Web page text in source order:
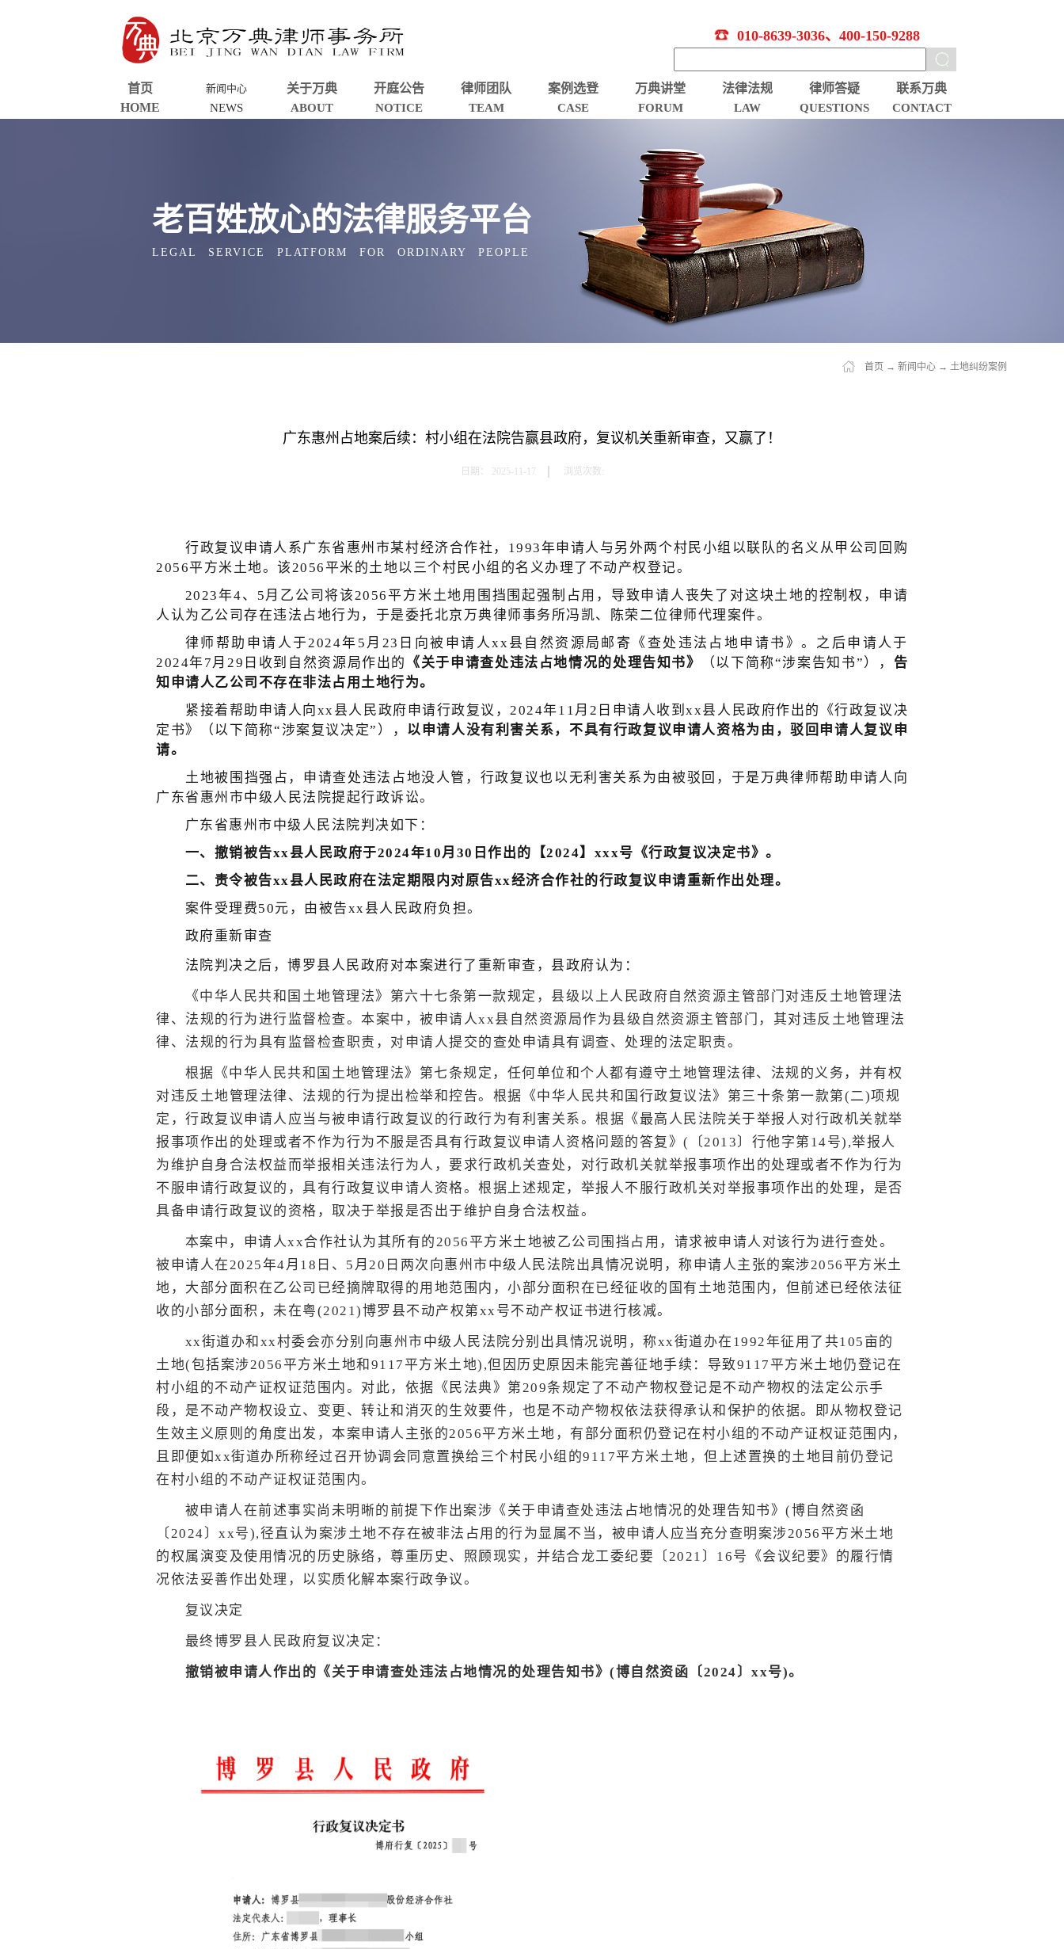
010-8639-3036、400-150-9288
首页
HOME
新闻中心
NEWS
关于万典
ABOUT
开庭公告
NOTICE
律师团队
TEAM
案例选登
CASE
万典讲堂
FORUM
法律法规
LAW
律师答疑
QUESTIONS
联系万典
CONTACT
老百姓放心的法律服务平台
LEGAL SERVICE PLATFORM FOR ORDINARY PEOPLE
首页 → 新闻中心 → 土地纠纷案例
广东惠州占地案后续：村小组在法院告赢县政府，复议机关重新审查，又赢了！
日期： 2025-11-17 浏览次数:
行政复议申请人系广东省惠州市某村经济合作社， 1993年申请人与另外两个村民小组以联队的名义从甲公司回购
2056平方米土地。该2056平米的土地以三个村民小组的名义办理了不动产权登记。
2023年4、5月乙公司将该2056平方米土地用围挡围起强制占用，导致申请人丧失了对这块土地的控制权，申请
人认为乙公司存在违法占地行为，于是委托北京万典律师事务所冯凯、陈荣二位律师代理案件。
律师帮助申请人于2024年5月23日向被申请人xx县自然资源局邮寄《查处违法占地申请书》。之后申请人于
2024年7月29日收到自然资源局作出的
《关于申请查处违法占地情况的处理告知书》 （以下简称“涉案告知书”）， 告
知申请人乙公司不存在非法占用土地行为。
紧接着帮助申请人向xx县人民政府申请行政复议，2024年11月2日申请人收到xx县人民政府作出的《行政复议决
定书》（以下简称“涉案复议决定”）， 以申请人没有利害关系，不具有行政复议申请人资格为由，驳回申请人复议申
请。
土地被围挡强占，申请查处违法占地没人管，行政复议也以无利害关系为由被驳回，于是万典律师帮助申请人向
广东省惠州市中级人民法院提起行政诉讼。
广东省惠州市中级人民法院判决如下：
一、撤销被告xx县人民政府于2024年10月30日作出的【2024】xxx号《行政复议决定书》。
二、责令被告xx县人民政府在法定期限内对原告xx经济合作社的行政复议申请重新作出处理。
案件受理费50元，由被告xx县人民政府负担。
政府重新审查
法院判决之后，博罗县人民政府对本案进行了重新审查，县政府认为：
《中华人民共和国土地管理法》第六十七条第一款规定，县级以上人民政府自然资源主管部门对违反土地管理法
律、法规的行为进行监督检查。本案中，被申请人xx县自然资源局作为县级自然资源主管部门，其对违反土地管理法
律、法规的行为具有监督检查职责，对申请人提交的查处申请具有调查、处理的法定职责。
根据《中华人民共和国土地管理法》第七条规定，任何单位和个人都有遵守土地管理法律、法规的义务，并有权
对违反土地管理法律、法规的行为提出检举和控告。根据《中华人民共和国行政复议法》第三十条第一款第(二)项规
定，行政复议申请人应当与被申请行政复议的行政行为有利害关系。根据《最高人民法院关于举报人对行政机关就举
报事项作出的处理或者不作为行为不服是否具有行政复议申请人资格问题的答复》(〔2013〕行他字第14号),举报人
为维护自身合法权益而举报相关违法行为人，要求行政机关查处，对行政机关就举报事项作出的处理或者不作为行为
不服申请行政复议的，具有行政复议申请人资格。根据上述规定，举报人不服行政机关对举报事项作出的处理， 是否
具备申请行政复议的资格，取决于举报是否出于维护自身合法权益。
本案中，申请人xx合作社认为其所有的2056平方米土地被乙公司围挡占用，请求被申请人对该行为进行查处。
被申请人在2025年4月18日、5月20日两次向惠州市中级人民法院出具情况说明，称申请人主张的案涉2056平方米土
地，大部分面积在乙公司已经摘牌取得的用地范围内，小部分面积在已经征收的国有土地范围内，但前述已经依法征
收的小部分面积，未在粤(2021)博罗县不动产权第xx号不动产权证书进行核减。
xx街道办和xx村委会亦分别向惠州市中级人民法院分别出具情况说明，称xx街道办在1992年征用了共105亩的
土地(包括案涉2056平方米土地和9117平方米土地),但因历史原因未能完善征地手续：导致9117平方米土地仍登记在
村小组的不动产证权证范围内。 对此，依据《民法典》第209条规定了不动产物权登记是不动产物权的法定公示手
段，是不动产物权设立、变更、转让和消灭的生效要件，也是不动产物权依法获得承认和保护的依据。 即从物权登记
生效主义原则的角度出发，本案申请人主张的2056平方米土地，有部分面积仍登记在村小组的不动产证权证范围内，
且即便如xx街道办所称经过召开协调会同意置换给三个村民小组的9117平方米土地，但上述置换的土地目前仍登记
在村小组的不动产证权证范围内。
被申请人在前述事实尚未明晰的前提下作出案涉《关于申请查处违法占地情况的处理告知书》(博自然资函
〔2024〕xx号),径直认为案涉土地不存在被非法占用的行为显属不当，被申请人应当充分查明案涉2056平方米土地
的权属演变及使用情况的历史脉络，尊重历史、照顾现实，并结合龙工委纪要〔2021〕16号《会议纪要》的履行情
况依法妥善作出处理，以实质化解本案行政争议。
复议决定
最终博罗县人民政府复议决定：
撤销被申请人作出的《关于申请查处违法占地情况的处理告知书》(博自然资函〔2024〕xx号)。